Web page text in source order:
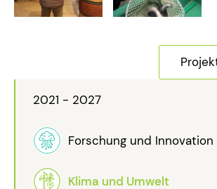
2021 - 2027
Forschung und Innovation
Klima und Umwelt